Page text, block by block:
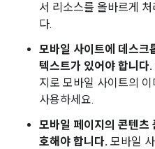
서 리소스를 올바르게
다.
모바일 사이트에 데스크
텍스트가 있어야 합니다.
지로 모바일 사이트의 이
사용하세요.
모바일 페이지의 콘텐츠
호해야 합니다. 모바일